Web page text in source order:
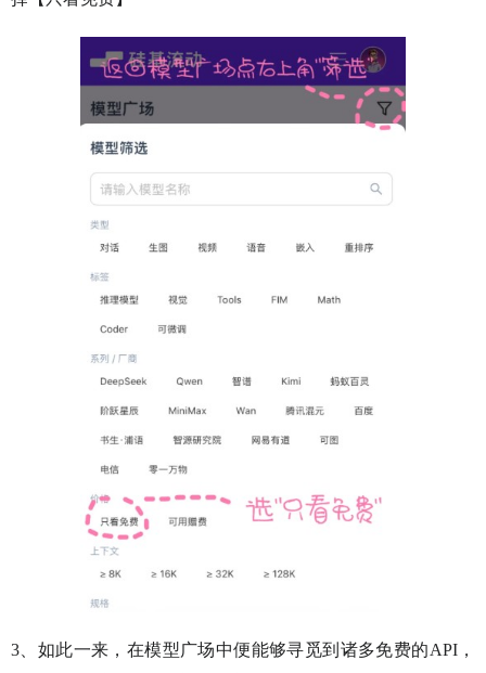
3、如此一来，在模型广场中便能够寻觅到诸多免费的API，